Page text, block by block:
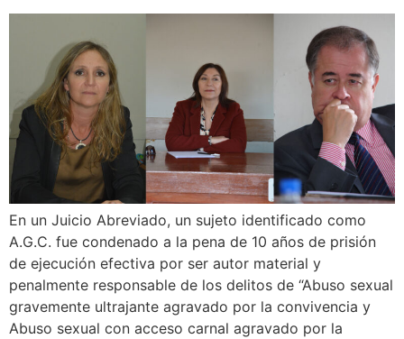
En un Juicio Abreviado, un sujeto identificado como
A.G.C. fue condenado a la pena de 10 años de prisión
de ejecución efectiva por ser autor material y
penalmente responsable de los delitos de “Abuso sexual
gravemente ultrajante agravado por la convivencia y
Abuso sexual con acceso carnal agravado por la